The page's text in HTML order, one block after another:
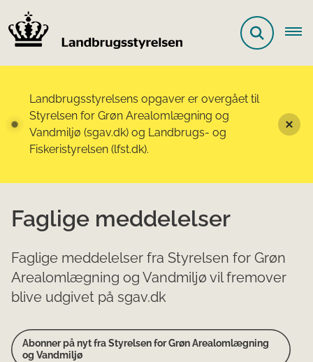
Landbrugsstyrelsens opgaver er overgået til
Styrelsen for Grøn Arealomlægning og
Vandmiljø (sgav.dk) og Landbrugs- og
Fiskeristyrelsen (lfst.dk).
Faglige meddelelser
Faglige meddelelser fra Styrelsen for Grøn
Arealomlægning og Vandmiljø vil fremover
blive udgivet på sgav.dk
Abonner på nyt fra Styrelsen for Grøn Arealomlægning
og Vandmiljø